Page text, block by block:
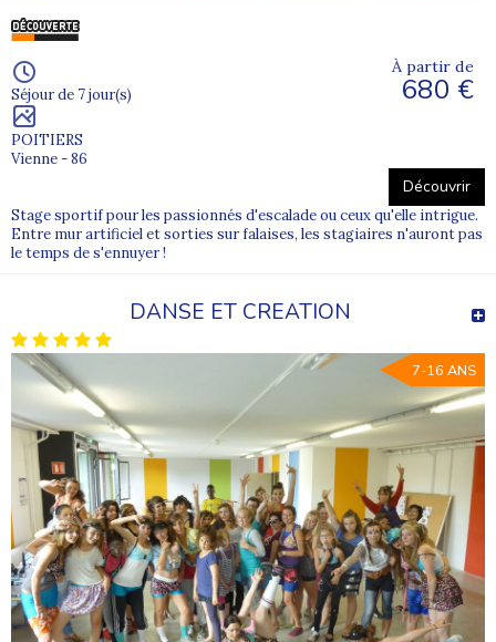
Séjour de 7 jour(s)
POITIERS
Vienne - 86
À partir de
680 €
Découvrir
Stage sportif pour les passionnés d'escalade ou ceux qu'elle intrigue.
Entre mur artificiel et sorties sur falaises, les stagiaires n'auront pas
le temps de s'ennuyer !
DANSE ET CREATION
7-16 ANS